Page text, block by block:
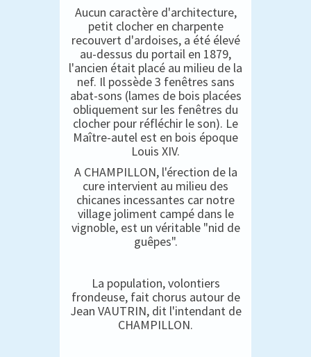
Aucun caractère d'architecture,
petit clocher en charpente
recouvert d'ardoises, a été élevé
au-dessus du portail en 1879,
l'ancien était placé au milieu de la
nef. Il possède 3 fenêtres sans
abat-sons (lames de bois placées
obliquement sur les fenêtres du
clocher pour réfléchir le son). Le
Maître-autel est en bois époque
Louis XIV.
A CHAMPILLON, l'érection de la
cure intervient au milieu des
chicanes incessantes car notre
village joliment campé dans le
vignoble, est un véritable "nid de
guêpes".
La population, volontiers
frondeuse, fait chorus autour de
Jean VAUTRIN, dit l'intendant de
CHAMPILLON.